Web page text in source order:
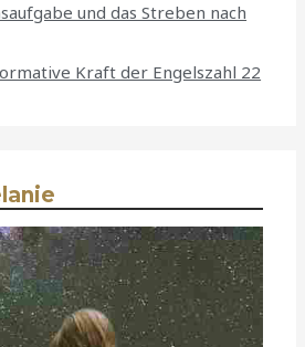
und das Streben nach
Kraft der Engelszahl 22